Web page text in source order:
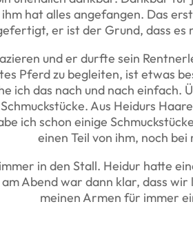
hat alles angefangen. Das
er ist der Grund, dass es
und er durfte sein
Pferd zu begleiten, ist etwas
ich das nach und nach
Aus Heidurs
ich schon einige
einen Teil von ihm, noch bei
in den Stall. Heidur hatte
Abend war dann klar, dass
meinen Armen für immer